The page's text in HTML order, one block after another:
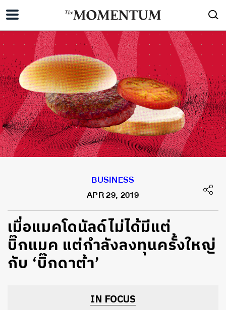
BUSINESS
APR 29, 2019
เมื่อแมคโดนัลด์ไม่ได้มีแต่
บิ๊กแมค แต่กำลังลงทุนครั้งใหญ่
กับ ‘บิ๊กดาต้า’
IN FOCUS